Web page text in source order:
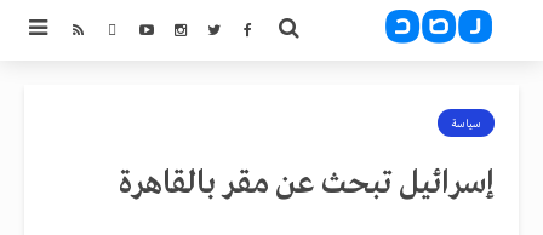
سياسة
إسرائيل تبحث عن مقر بالقاهرة